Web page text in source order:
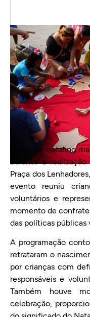
O espírito natalino
durante a
Praça dos
evento reuniu
voluntários e
momento de
das políticas públicas
A programação
retrataram o
por crianças com
responsáveis e
Também houve
celebração,